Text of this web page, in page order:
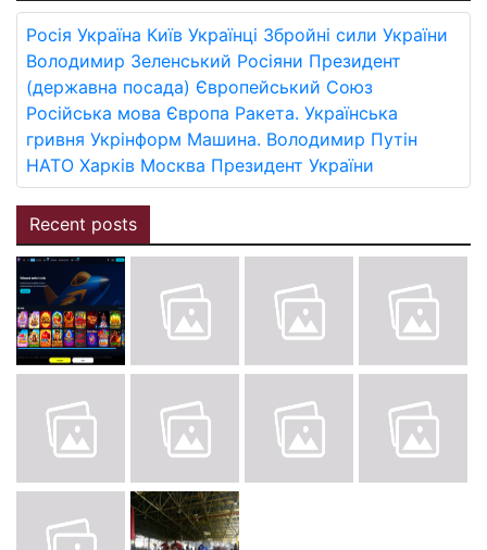
Росія Україна Київ Українці Збройні сили України
Володимир Зеленський Росіяни Президент
(державна посада) Європейський Союз
Російська мова Європа Ракета. Українська
гривня Укрінформ Машина. Володимир Путін
НАТО Харків Москва Президент України
Recent posts